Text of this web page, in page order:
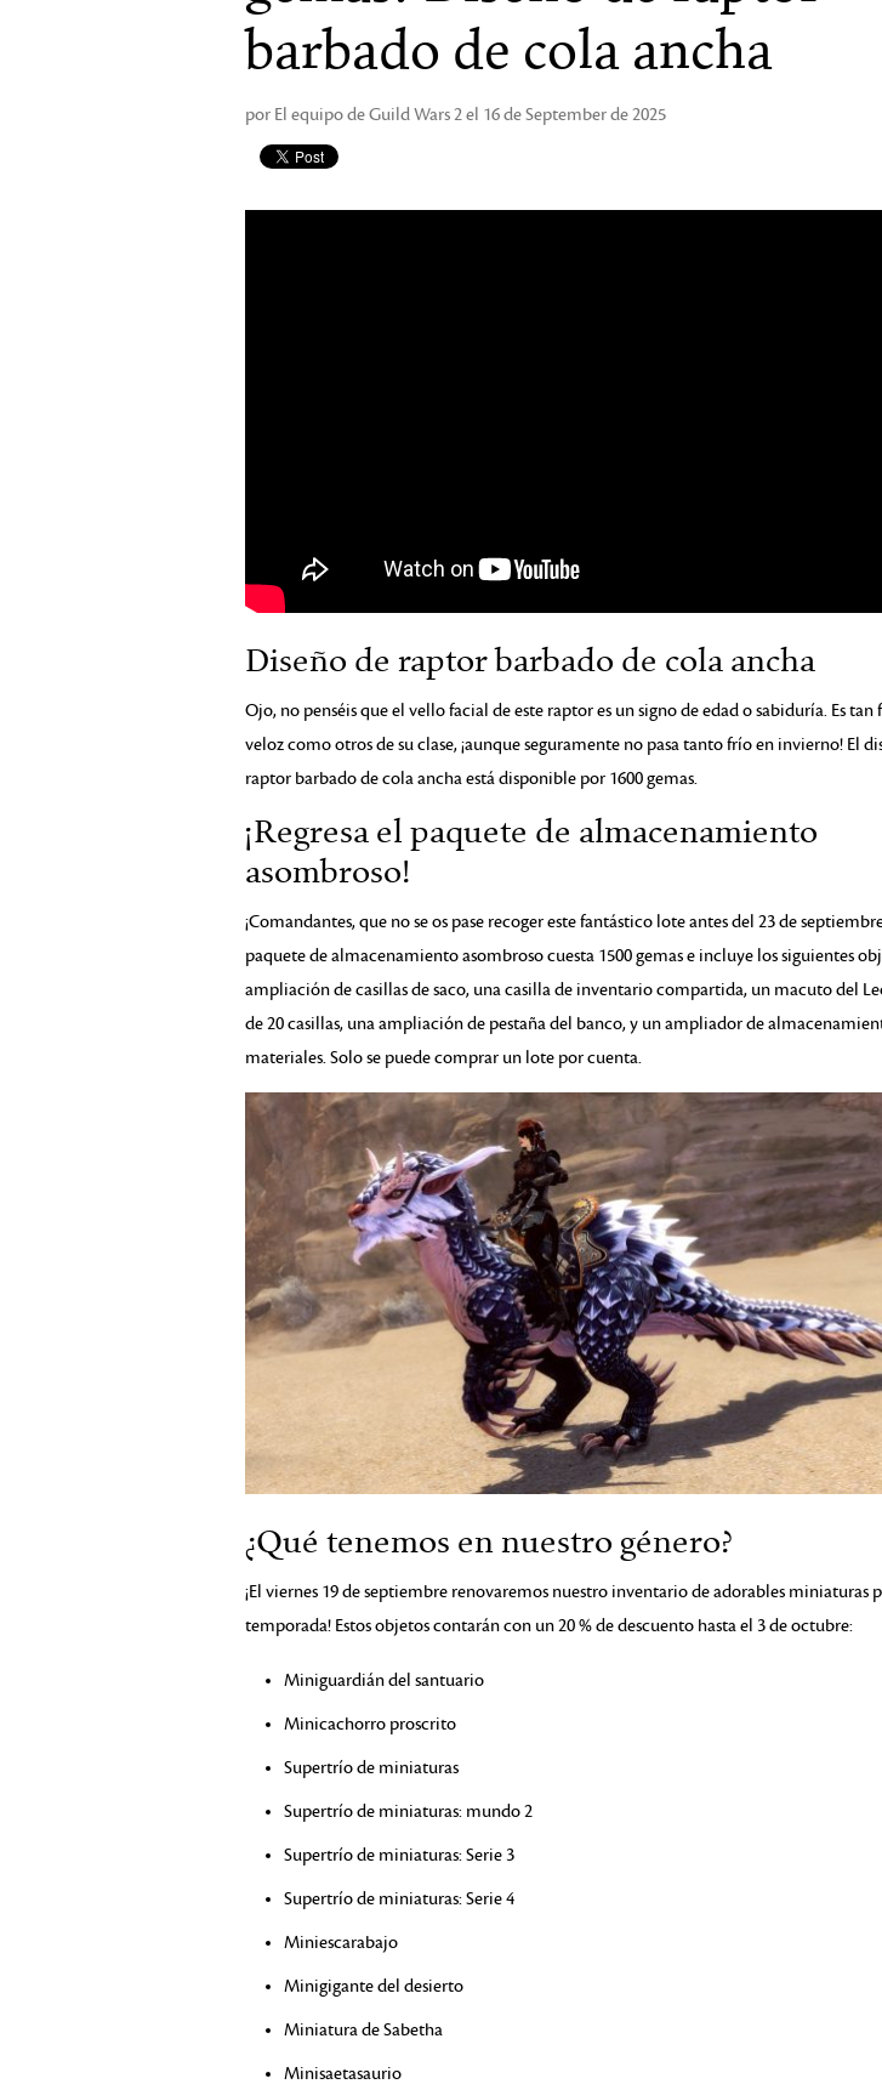
barbado de cola ancha
por El equipo de Guild Wars 2 el 16 de September de 2025
Diseño de raptor barbado de cola ancha
Ojo, no penséis que el vello facial de este raptor es un signo de edad o sabiduría. Es tan
veloz como otros de su clase, ¡aunque seguramente no pasa tanto frío en invierno! El
raptor barbado de cola ancha está disponible por 1600 gemas.
¡Regresa el paquete de almacenamiento
asombroso!
¡Comandantes, que no se os pase recoger este fantástico lote antes del 23 de
paquete de almacenamiento asombroso cuesta 1500 gemas e incluye los siguientes
ampliación de casillas de saco, una casilla de inventario compartida, un macuto del
de 20 casillas, una ampliación de pestaña del banco, y un ampliador de
materiales. Solo se puede comprar un lote por cuenta.
¿Qué tenemos en nuestro género?
¡El viernes 19 de septiembre renovaremos nuestro inventario de adorables miniaturas
temporada! Estos objetos contarán con un 20 % de descuento hasta el 3 de octubre:
Miniguardián del santuario
Minicachorro proscrito
Supertrío de miniaturas
Supertrío de miniaturas: mundo 2
Supertrío de miniaturas: Serie 3
Supertrío de miniaturas: Serie 4
Miniescarabajo
Minigigante del desierto
Miniatura de Sabetha
Minisaetasaurio